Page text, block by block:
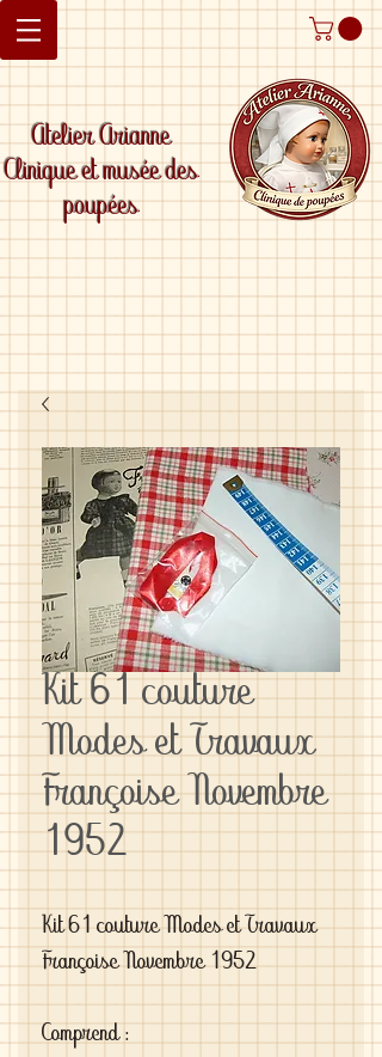
Atelier Arianne
Clinique et musée des
poupées
Kit 61 couture
Modes et Travaux
Françoise Novembre
1952
Kit 61 couture Modes et Travaux
Françoise Novembre 1952
Comprend :